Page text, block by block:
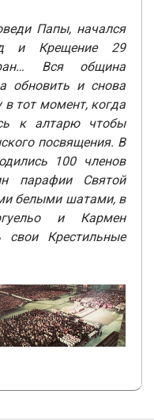
Папы, начался
и Крещение 29
Вся община
обновить и снова
в тот момент, когда
к алтарю чтобы
посвящения. В
100 членов
парафии Святой
белыми шатами, в
и Кармен
свои Крестильные